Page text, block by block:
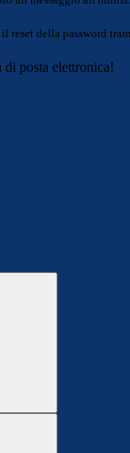
reset della password
posta elettronica!